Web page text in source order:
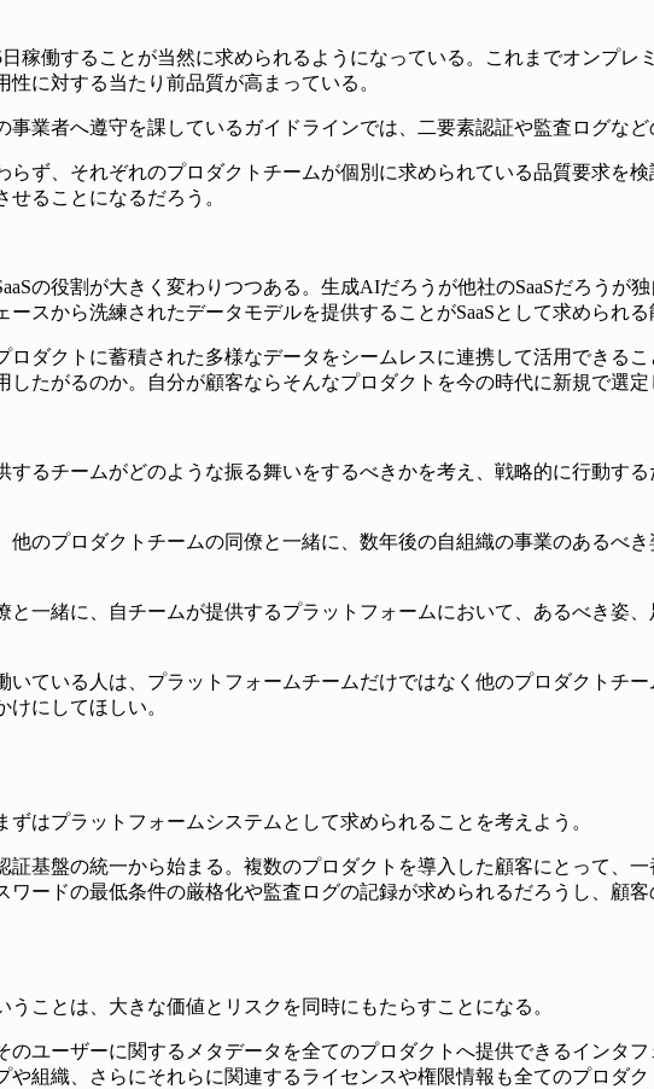
稼働することが当然に求められるようになっている。これまでオンプレ
に対する当たり前品質が高まっている。
業者へ遵守を課しているガイドラインでは、二要素認証や監査ログなど
ず、それぞれのプロダクトチームが個別に求められている品質要求を
ることになるだろう。
の役割が大きく変わりつつある。生成AIだろうが他社のSaaSだろうが
スから洗練されたデータモデルを提供することがSaaSとして求められる
ロダクトに蓄積された多様なデータをシームレスに連携して活用できる
たがるのか。自分が顧客ならそんなプロダクトを今の時代に新規で選定
するチームがどのような振る舞いをするべきかを考え、戦略的に行動す
のプロダクトチームの同僚と一緒に、数年後の自組織の事業のあるべ
一緒に、自チームが提供するプラットフォームにおいて、あるべき姿、
ている人は、プラットフォームチームだけではなく他のプロダクトチ
にしてほしい。
はプラットフォームシステムとして求められることを考えよう。
基盤の統一から始まる。複数のプロダクトを導入した顧客にとって、
ードの最低条件の厳格化や監査ログの記録が求められるだろうし、顧
ことは、大きな価値とリスクを同時にもたらすことになる。
ユーザーに関するメタデータを全てのプロダクトへ提供できるインタ
組織、さらにそれらに関連するライセンスや権限情報も全てのプロダ